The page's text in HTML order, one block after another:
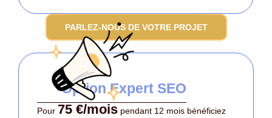
PARLEZ-NOUS DE VOTRE PROJET
Option Expert SEO
Pour 75 €/mois pendant 12 mois bénéficiez